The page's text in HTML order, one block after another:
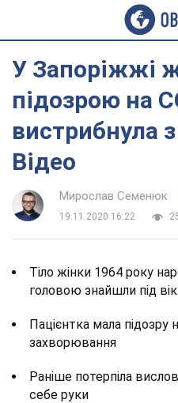
У Запоріжжі
підозрою на
вистрибнула з
Відео
Мирослав Семенюк
19.11.2020 16:22
Тіло жінки 1964 року
головою знайшли під
Пацієнтка мала підозру
захворювання
Раніше потерпіла
себе руки